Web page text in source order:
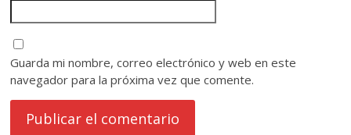
Guarda mi nombre, correo electrónico y web en este
navegador para la próxima vez que comente.